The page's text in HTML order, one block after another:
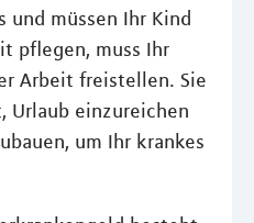
müssen Ihr Kind
pflegen, muss Ihr
Arbeit freistellen. Sie
einzureichen
um Ihr krankes